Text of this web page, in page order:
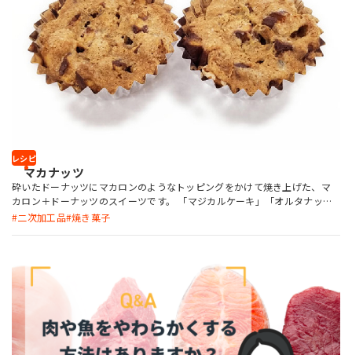
レシピ
マカナッツ
砕いたドーナッツにマカロンのようなトッピングをかけて焼き上げた、マ
カロン＋ドーナッツのスイーツです。 「マジカルケーキ」「オルタナッテ
ィC」「CPオイルLM」を使用することで、メレンゲを作らずに、混ぜ合わ
二次加工品 焼き菓子